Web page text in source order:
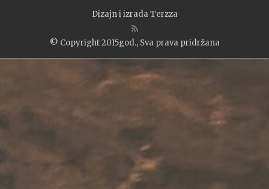
Dizajn i izradaTerzza
© Copyright 2015god., Sva prava pridržana